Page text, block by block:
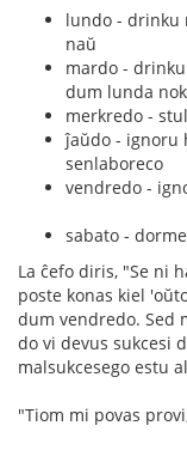
lundo - drinku
naŭ
mardo -
dum lunda
merkredo -
ĵaŭdo - ignoru
senlaboreco
vendredo -
sabato -
La ĉefo diris, "Se ni
poste konas kiel
dum vendredo. Sed
do vi devus sukcesi
malsukcesego estu
"Tiom mi povas